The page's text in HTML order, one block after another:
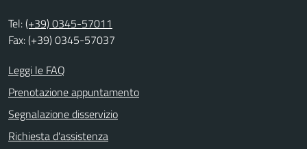
Tel:(+39) 0345-57011
Fax: (+39) 0345-57037
Leggi le FAQ
Prenotazione appuntamento
Segnalazione disservizio
Richiesta d'assistenza